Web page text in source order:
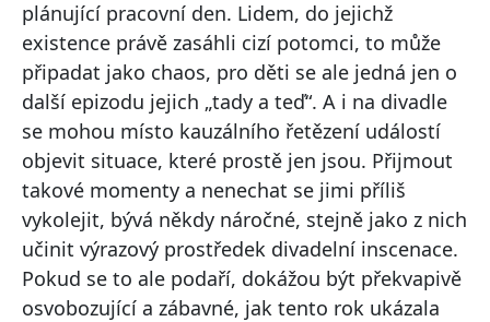
plánující pracovní den. Lidem, do jejichž
existence právě zasáhli cizí potomci, to může
připadat jako chaos, pro děti se ale jedná jen o
další epizodu jejich „tady a teď“. A i na divadle
se mohou místo kauzálního řetězení událostí
objevit situace, které prostě jen jsou. Přijmout
takové momenty a nenechat se jimi příliš
vykolejit, bývá někdy náročné, stejně jako z nich
učinit výrazový prostředek divadelní inscenace.
Pokud se to ale podaří, dokážou být překvapivě
osvobozující a zábavné, jak tento rok ukázala